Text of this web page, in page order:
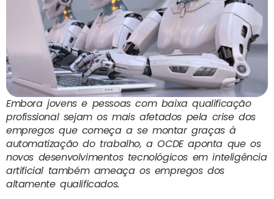
Embora jovens e pessoas com baixa qualificação
profissional sejam os mais afetados pela crise dos
empregos que começa a se montar graças à
automatização do trabalho, a OCDE aponta que os
novos desenvolvimentos tecnológicos em inteligência
artificial também ameaça os empregos dos
altamente qualificados.